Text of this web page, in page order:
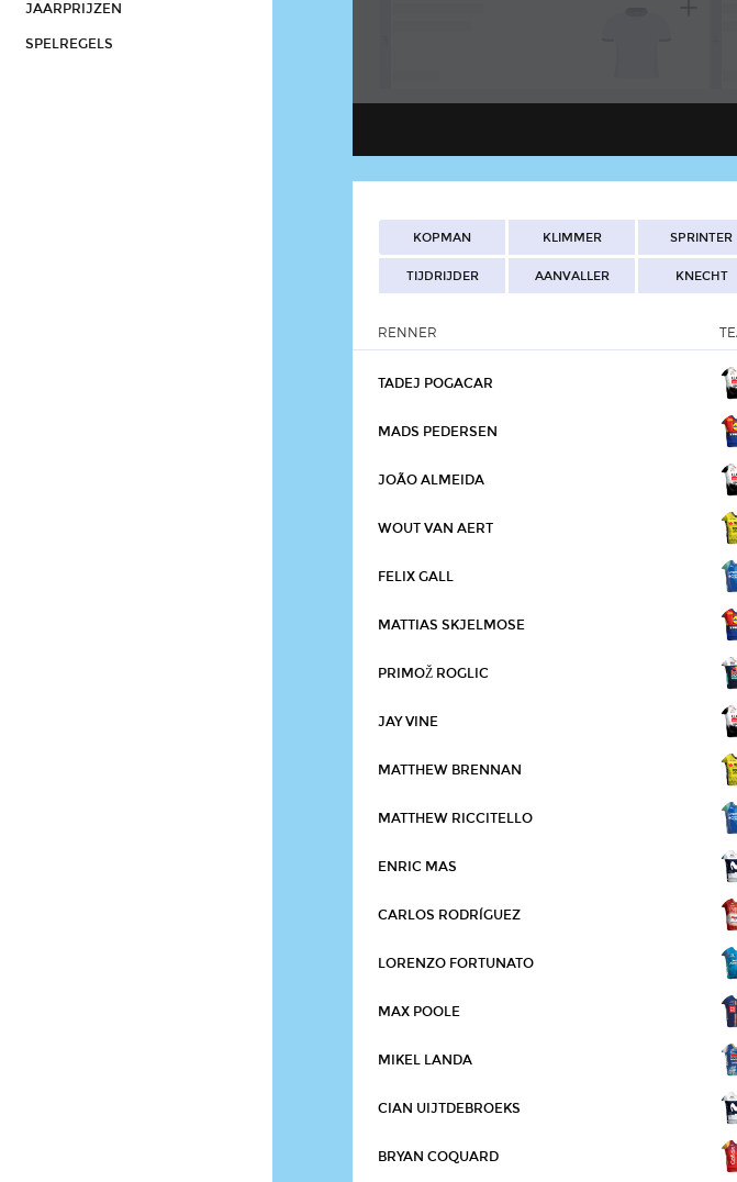
JAARPRIJZEN
SPELREGELS
KOPMAN KLIMMER SPRINTER
TIJDRIJDER AANVALLER KNECHT
RENNER
TADEJ POGACAR
MADS PEDERSEN
JOÃO ALMEIDA
WOUT VAN AERT
FELIX GALL
MATTIAS SKJELMOSE
PRIMOŽ ROGLIC
JAY VINE
MATTHEW BRENNAN
MATTHEW RICCITELLO
ENRIC MAS
CARLOS RODRÍGUEZ
LORENZO FORTUNATO
MAX POOLE
MIKEL LANDA
CIAN UIJTDEBROEKS
BRYAN COQUARD